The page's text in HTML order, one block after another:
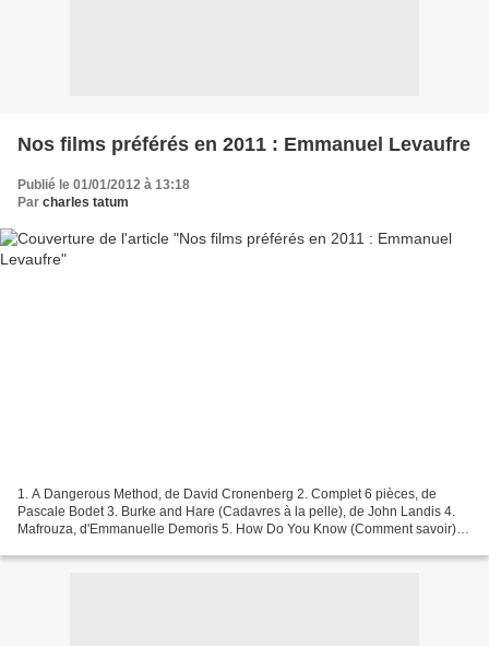
Nos films préférés en 2011 : Emmanuel Levaufre
Publié le 01/01/2012 à 13:18
Par charles tatum
1. A Dangerous Method, de David Cronenberg 2. Complet 6 pièces, de
Pascale Bodet 3. Burke and Hare (Cadavres à la pelle), de John Landis 4.
Mafrouza, d'Emmanuelle Demoris 5. How Do You Know (Comment savoir),